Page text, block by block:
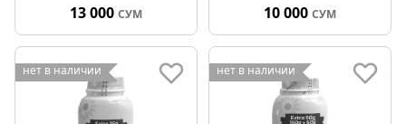
13 000 СУМ 10 000 СУМ
нет в наличии нет в наличии